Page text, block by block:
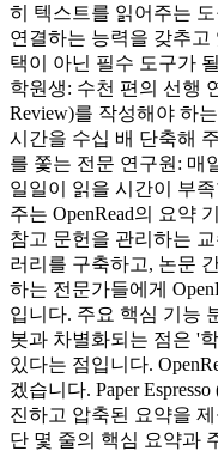
히 텍스트를 읽어주는
연결하는 능력을 갖추고
택이 아닌 필수 도구가
학원생: 수천 편의 선행
Review)를 작성해야 하
시간을 수십 배 단축해
를 쫓는 전문 연구원: 매
일일이 읽을 시간이 부
주는 OpenRead의 요약
참고 문헌을 관리하는
러리를 구축하고, 논문
하는 전문가들에게
입니다. 주요 핵심 기능
봇과 차별화되는 점은 '
있다는 점입니다.
겠습니다. Paper
진하고 압축된 요약을
단 몇 줄의 핵심 요약과